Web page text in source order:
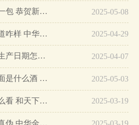
恭贺新禧香烟多少钱一包 恭贺新禧香烟价格表和图片… 2025-05-08
中华金中支好抽吗味道咋样 中华金中支口感特点介绍… 2025-04-29
南京金陵十二钗香烟生产日期怎么看 南京金陵十二钗香烟保质期… 2025-04-07
贵烟国酒香30爆珠里面是什么酒 贵烟国酒香30怎么辨别真假… 2025-05-03
和天下烟生产日期怎么看 和天下烟真假辨别方法六个方面… 2025-03-19
中华金中支如何辨别真伪 中华金中支真假烟鉴别方法… 2025-03-19